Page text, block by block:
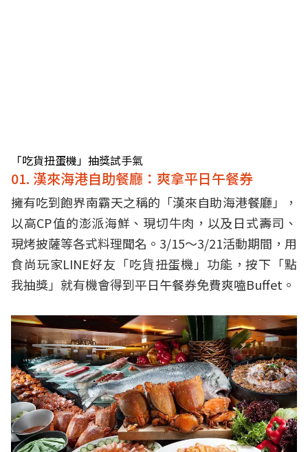
「吃貨扭蛋機」抽獎試手氣
01. 漢來海港自助餐廳：爽拿平日午餐券
擁有吃到飽界南霸天之稱的「漢來自助海港餐廳」，
以高CP值的澎派海鮮、現切牛肉，以及日式壽司、
現烤披薩等各式料理聞名。3/15～3/21活動期間，用
食尚玩家LINE好友「吃貨扭蛋機」功能，按下「點
我抽獎」就有機會得到平日午餐券免費爽嗑Buffet。